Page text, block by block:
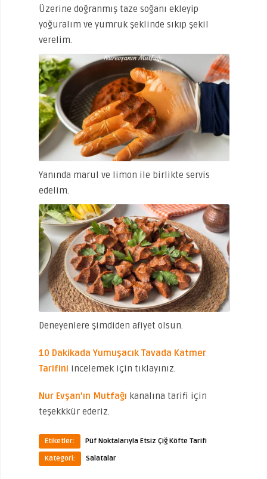
Üzerine doğranmış taze soğanı ekleyip
yoğuralım ve yumruk şeklinde sıkıp şekil
verelim.
Yanında marul ve limon ile birlikte servis
edelim.
Deneyenlere şimdiden afiyet olsun.
10 Dakikada Yumuşacık Tavada Katmer
Tarifini incelemek için tıklayınız.
Nur Evşan’ın Mutfağı kanalına tarifi için
teşekkkür ederiz.
Etiketler:
Püf Noktalarıyla Etsiz Çiğ Köfte Tarifi
Kategori:
Salatalar